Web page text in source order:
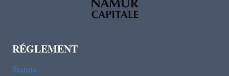
RÉGLEMENT
Statuts